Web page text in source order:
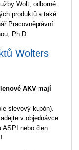
Wolt, odborné
produktů a také
Pracovněprávní
Ph.D.
Wolters
AKV mají
slevový kupón).
v objednávce
ASPI nebo člen